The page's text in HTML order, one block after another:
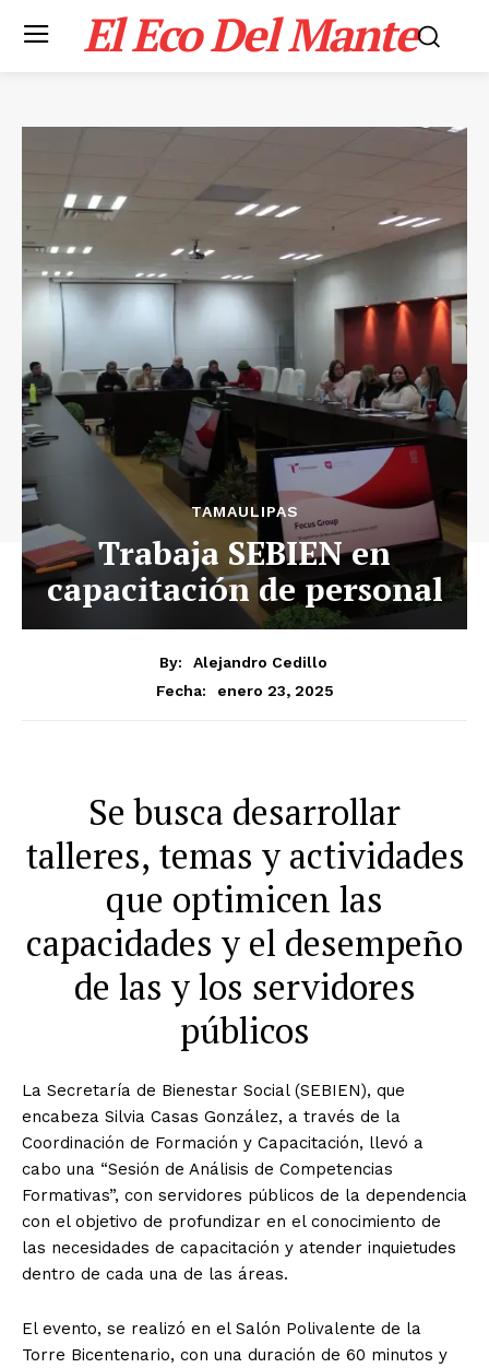
El Eco Del Mante
TAMAULIPAS
Trabaja SEBIEN en
capacitación de personal
By:
Alejandro Cedillo
Fecha:
enero 23, 2025
Se busca desarrollar
talleres, temas y actividades
que optimicen las
capacidades y el desempeño
de las y los servidores
públicos
La Secretaría de Bienestar Social (SEBIEN), que
encabeza Silvia Casas González, a través de la
Coordinación de Formación y Capacitación, llevó a
cabo una “Sesión de Análisis de Competencias
Formativas”, con servidores públicos de la dependencia
con el objetivo de profundizar en el conocimiento de
las necesidades de capacitación y atender inquietudes
dentro de cada una de las áreas.
El evento, se realizó en el Salón Polivalente de la
Torre Bicentenario, con una duración de 60 minutos y